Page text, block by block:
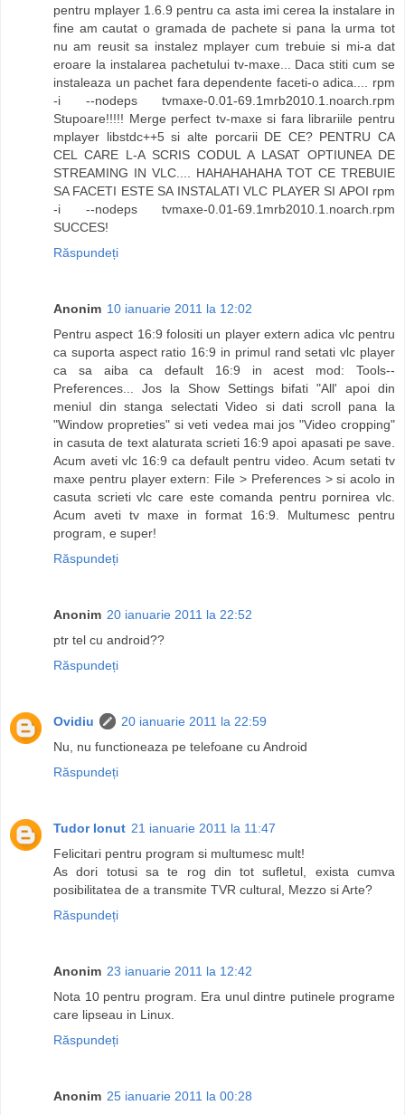
pentru mplayer 1.6.9 pentru ca asta imi cerea la instalare in
fine am cautat o gramada de pachete si pana la urma tot
nu am reusit sa instalez mplayer cum trebuie si mi-a dat
eroare la instalarea pachetului tv-maxe... Daca stiti cum se
instaleaza un pachet fara dependente faceti-o adica.... rpm
-i --nodeps tvmaxe-0.01-69.1mrb2010.1.noarch.rpm
Stupoare!!!!! Merge perfect tv-maxe si fara librariile pentru
mplayer libstdc++5 si alte porcarii DE CE? PENTRU CA
CEL CARE L-A SCRIS CODUL A LASAT OPTIUNEA DE
STREAMING IN VLC.... HAHAHAHAHA TOT CE TREBUIE
SA FACETI ESTE SA INSTALATI VLC PLAYER SI APOI rpm
-i --nodeps tvmaxe-0.01-69.1mrb2010.1.noarch.rpm
SUCCES!
Răspundeți
Anonim 10 ianuarie 2011 la 12:02
Pentru aspect 16:9 folositi un player extern adica vlc pentru
ca suporta aspect ratio 16:9 in primul rand setati vlc player
ca sa aiba ca default 16:9 in acest mod: Tools--
Preferences... Jos la Show Settings bifati "All' apoi din
meniul din stanga selectati Video si dati scroll pana la
"Window propreties" si veti vedea mai jos "Video cropping"
in casuta de text alaturata scrieti 16:9 apoi apasati pe save.
Acum aveti vlc 16:9 ca default pentru video. Acum setati tv
maxe pentru player extern: File > Preferences > si acolo in
casuta scrieti vlc care este comanda pentru pornirea vlc.
Acum aveti tv maxe in format 16:9. Multumesc pentru
program, e super!
Răspundeți
Anonim 20 ianuarie 2011 la 22:52
ptr tel cu android??
Răspundeți
Ovidiu
20 ianuarie 2011 la 22:59
Nu, nu functioneaza pe telefoane cu Android
Răspundeți
Tudor Ionut 21 ianuarie 2011 la 11:47
Felicitari pentru program si multumesc mult!
As dori totusi sa te rog din tot sufletul, exista cumva
posibilitatea de a transmite TVR cultural, Mezzo si Arte?
Răspundeți
Anonim 23 ianuarie 2011 la 12:42
Nota 10 pentru program. Era unul dintre putinele programe
care lipseau in Linux.
Răspundeți
Anonim 25 ianuarie 2011 la 00:28